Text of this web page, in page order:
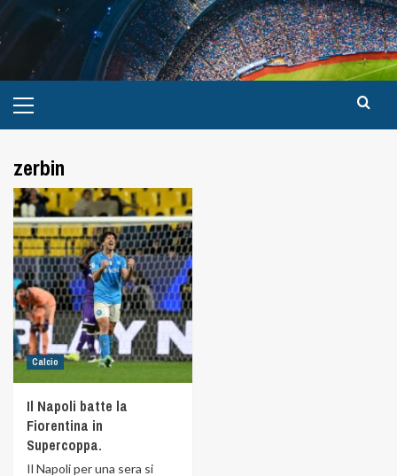
zerbin
Calcio
Il Napoli batte la
Fiorentina in
Supercoppa.
Il Napoli per una sera si